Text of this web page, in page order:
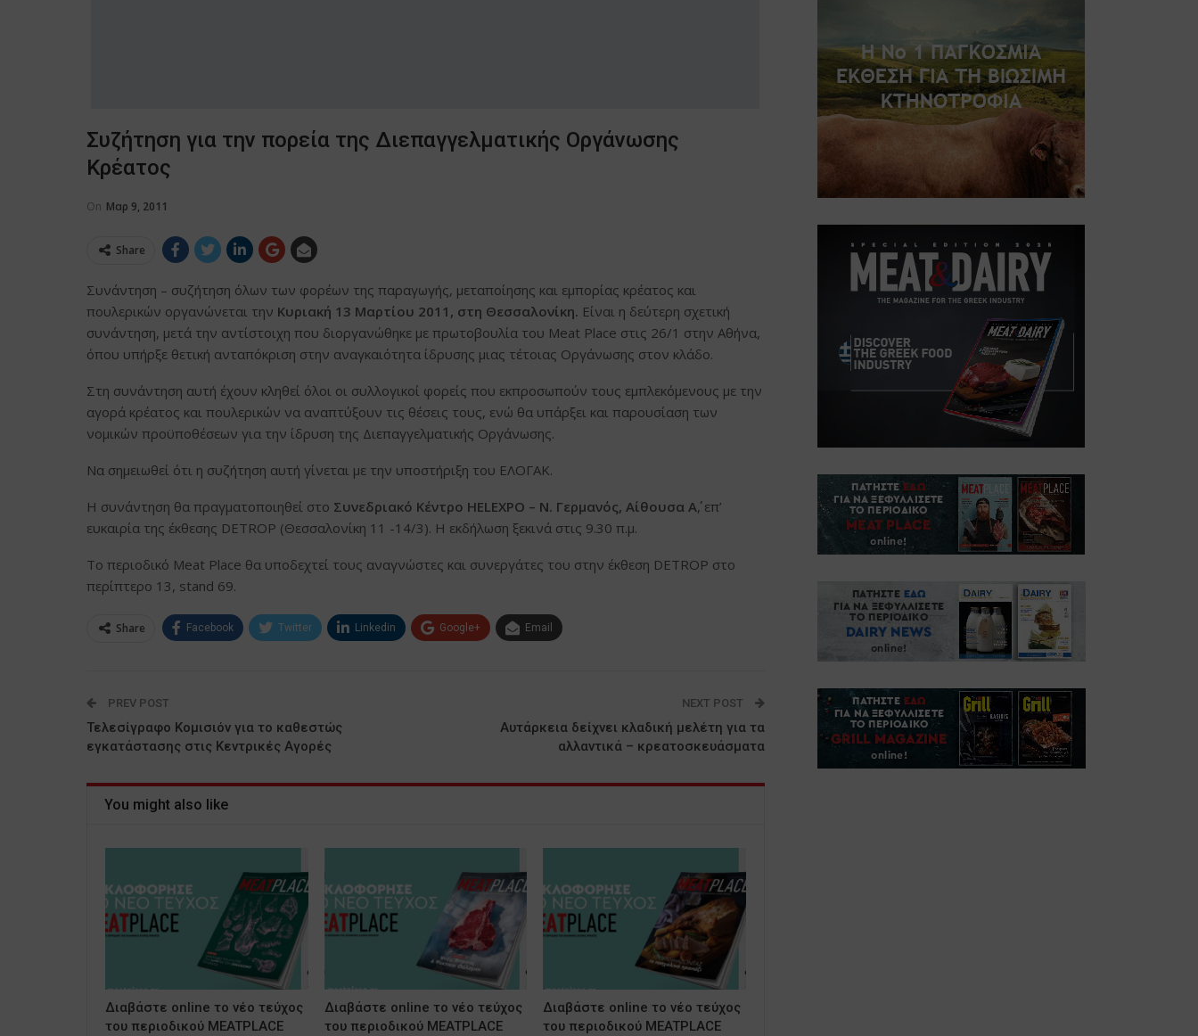
Συζήτηση για την πορεία της Διεπαγγελματικής Οργάνωσης
Κρέατος
On Μαρ 9, 2011
Share
Συνάντηση – συζήτηση όλων των φορέων της παραγωγής, μεταποίησης και εμπορίας κρέατος και
πουλερικών οργανώνεται την Κυριακή 13 Μαρτίου 2011, στη Θεσσαλονίκη. Είναι η δεύτερη σχετική
συνάντηση, μετά την αντίστοιχη που διοργανώθηκε με πρωτοβουλία του Meat Place στις 26/1 στην Αθήνα,
όπου υπήρξε θετική ανταπόκριση στην αναγκαιότητα ίδρυσης μιας τέτοιας Οργάνωσης στον κλάδο.
Στη συνάντηση αυτή έχουν κληθεί όλοι οι συλλογικοί φορείς που εκπροσωπούν τους εμπλεκόμενους με την
αγορά κρέατος και πουλερικών να αναπτύξουν τις θέσεις τους, ενώ θα υπάρξει και παρουσίαση των
νομικών προϋποθέσεων για την ίδρυση της Διεπαγγελματικής Οργάνωσης.
Να σημειωθεί ότι η συζήτηση αυτή γίνεται με την υποστήριξη του ΕΛΟΓΑΚ.
Η συνάντηση θα πραγματοποιηθεί στο Συνεδριακό Κέντρο HELEXPO – N. Γερμανός, Αίθουσα Α΄, επ’
ευκαιρία της έκθεσης DETROP (Θεσσαλονίκη 11 -14/3). Η εκδήλωση ξεκινά στις 9.30 π.μ.
Το περιοδικό Meat Place θα υποδεχτεί τους αναγνώστες και συνεργάτες του στην έκθεση DETROP στο
περίπτερο 13, stand 69.
Share Facebook Twitter Linkedin Google+ Email
PREV POST
Τελεσίγραφο Κομισιόν για το καθεστώς
εγκατάστασης στις Κεντρικές Αγορές
NEXT POST
Αυτάρκεια δείχνει κλαδική μελέτη για τα
αλλαντικά – κρεατοσκευάσματα
You might also like
Διαβάστε online το νέο τεύχος
του περιοδικού MEATPLACE
Διαβάστε online το νέο τεύχος
του περιοδικού MEATPLACE
Διαβάστε online το νέο τεύχος
του περιοδικού MEATPLACE